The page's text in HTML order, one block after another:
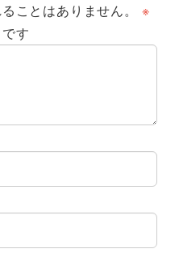
ことはありません。
※
す